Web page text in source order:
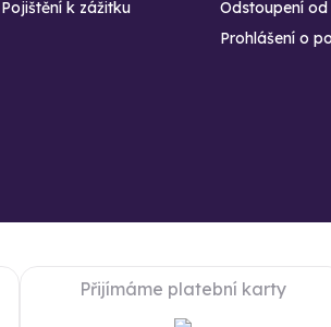
Pojištění k zážitku
Odstoupení
Prohlášení o
Přijímáme platební karty